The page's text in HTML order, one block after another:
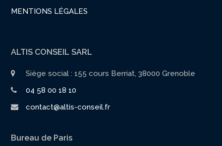
MENTIONS LÉGALES
ALTIS CONSEIL SARL
Siège social : 155 cours Berriat, 38000 Grenoble
04 58 00 18 10
contact@altis-conseil.fr
Bureau de Paris